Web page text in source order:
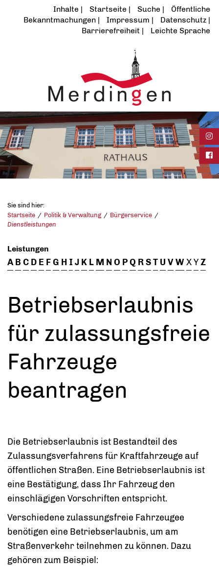
Inhalte Startseite Suche
Öffentliche
Bekanntmachungen
Impressum
Datenschutz
Barrierefreiheit
Leichte Sprache
Sie sind hier:
Startseite
Politik & Verwaltung
Bürgerservice
Dienstleistungen
Leistungen
A B C D E FG H I J K L M NO PQ RST U VWXYZ
Betriebserlaubnis
für zulassungsfreie
Fahrzeuge
beantragen
Die Betriebserlaubnis ist Bestandteil des
Zulassungsverfahrens für Kraftfahrzeuge auf
öffentlichen Straßen. Eine Betriebserlaubnis ist
eine Bestätigung, dass Ihr Fahrzeug den
einschlägigen Vorschriften entspricht.
Verschiedene zulassungsfreie Fahrzeugee
benötigen eine Betriebserlaubnis, um am
Straßenverkehr teilnehmen zu können. Dazu
gehören zum Beispiel: